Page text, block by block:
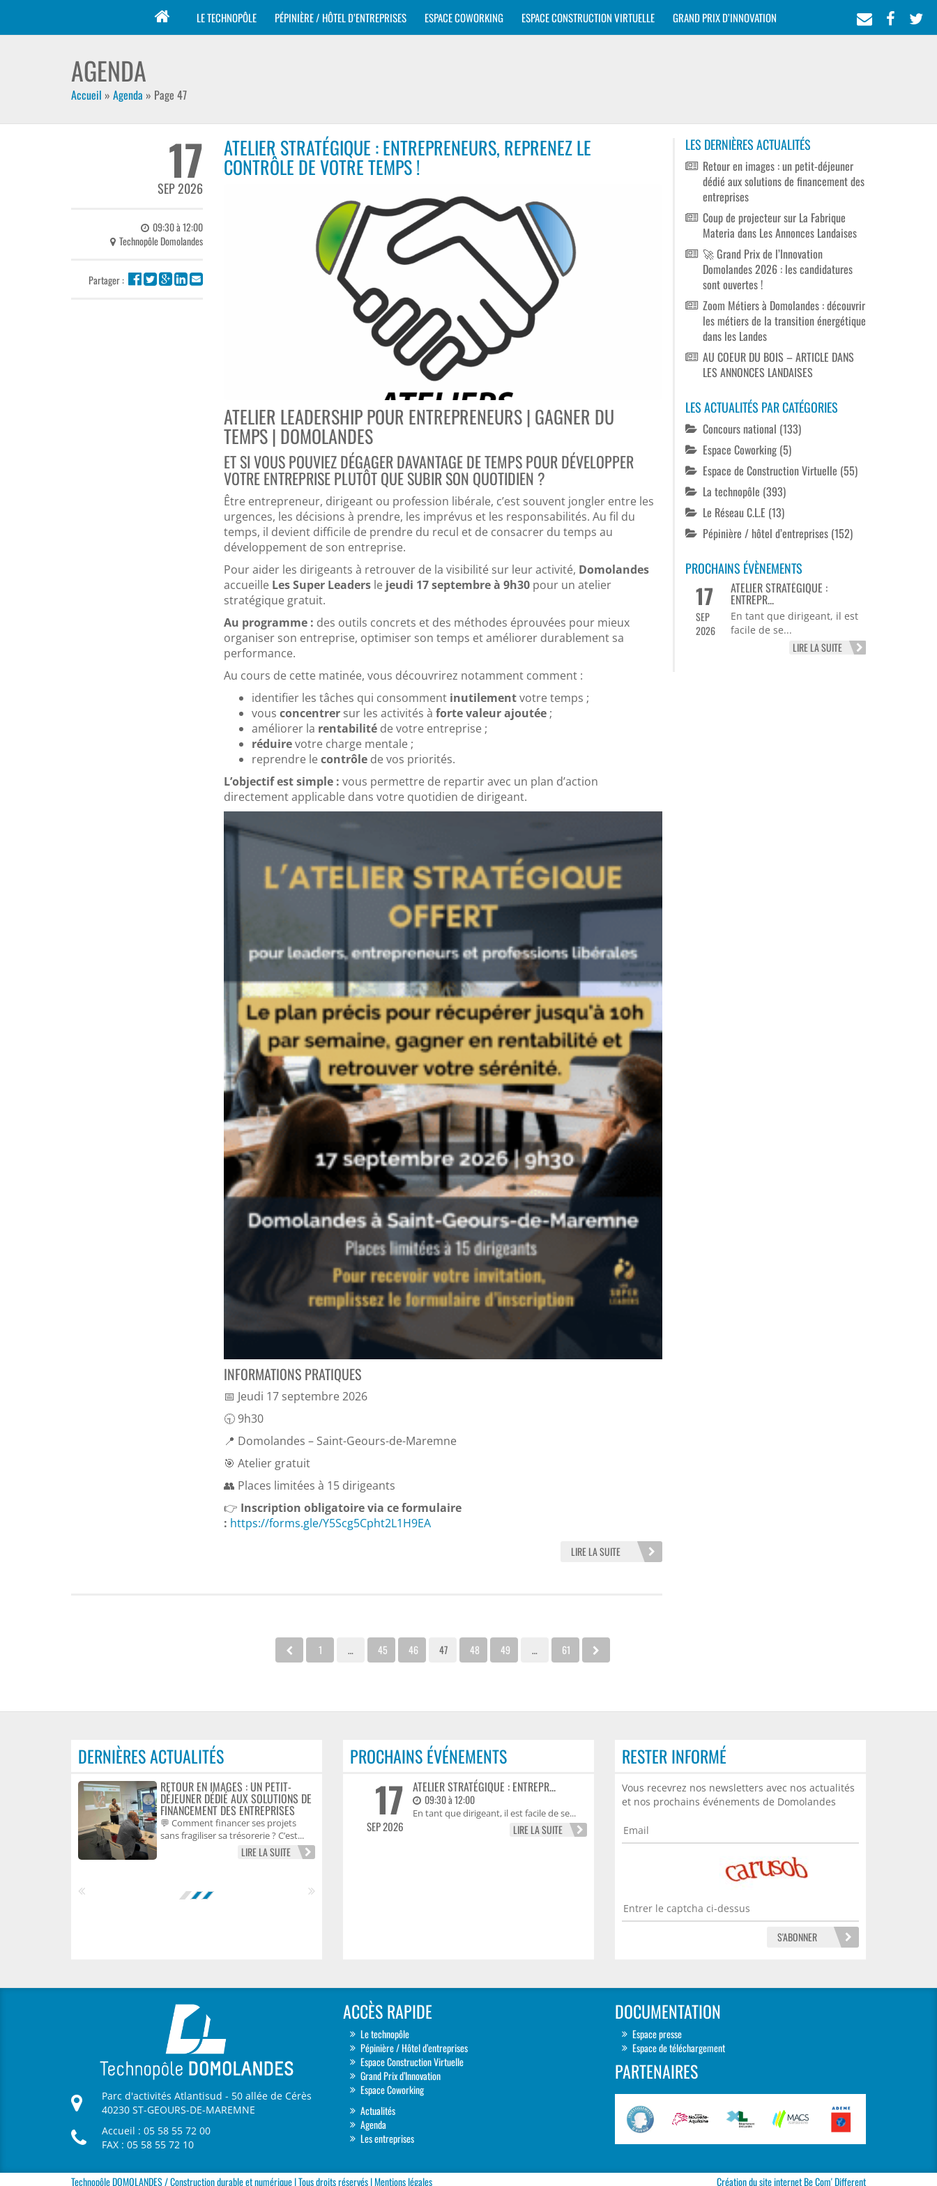
LE TECHNOPÔLE PÉPINIÈRE / HÔTEL D’ENTREPRISES ESPACE COWORKING ESPACE CONSTRUCTION VIRTUELLE GRAND PRIX D’INNOVATION
AGENDA
Accueil » Agenda » Page 47
17
SEP 2026
09:30 à 12:00
Technopôle Domolandes
Partager :
ATELIER STRATÉGIQUE : ENTREPRENEURS, REPRENEZ LE
CONTRÔLE DE VOTRE TEMPS !
ATELIER LEADERSHIP POUR ENTREPRENEURS | GAGNER DU
TEMPS | DOMOLANDES
ET SI VOUS POUVIEZ DÉGAGER DAVANTAGE DE TEMPS POUR DÉVELOPPER
VOTRE ENTREPRISE PLUTÔT QUE SUBIR SON QUOTIDIEN ?
Être entrepreneur, dirigeant ou profession libérale, c’est souvent jongler entre les
urgences, les décisions à prendre, les imprévus et les responsabilités. Au fil du
temps, il devient difficile de prendre du recul et de consacrer du temps au
développement de son entreprise.
Pour aider les dirigeants à retrouver de la visibilité sur leur activité, Domolandes
accueille Les Super Leaders le jeudi 17 septembre à 9h30 pour un atelier
stratégique gratuit.
Au programme : des outils concrets et des méthodes éprouvées pour mieux
organiser son entreprise, optimiser son temps et améliorer durablement sa
performance.
Au cours de cette matinée, vous découvrirez notamment comment :
identifier les tâches qui consomment inutilementvotre temps ;
vousconcentrer sur les activités àforte valeur ajoutée ;
améliorer la rentabilité de votre entreprise ;
réduirevotre charge mentale ;
reprendre lecontrôle de vos priorités.
L’objectif est simple : vous permettre de repartir avec un plan d’action
directement applicable dans votre quotidien de dirigeant.
INFORMATIONS PRATIQUES
📅 Jeudi 17 septembre 2026
🕤 9h30
📍 Domolandes – Saint-Geours-de-Maremne
🎯 Atelier gratuit
👥 Places limitées à 15 dirigeants
👉 Inscription obligatoire via ce formulaire
: https://forms.gle/Y5Scg5Cpht2L1H9EA
LIRE LA SUITE
1 … 45 46 47 48 49 … 61
LES DERNIÈRES ACTUALITÉS
Retour en images : un petit-déjeuner
dédié aux solutions de financement des
entreprises
Coup de projecteur sur La Fabrique
Materia dans Les Annonces Landaises
🚀 Grand Prix de l’Innovation
Domolandes 2026 : les candidatures
sont ouvertes !
Zoom Métiers à Domolandes : découvrir
les métiers de la transition énergétique
dans les Landes
AU COEUR DU BOIS – ARTICLE DANS
LES ANNONCES LANDAISES
LES ACTUALITÉS PAR CATÉGORIES
Concours national (133)
Espace Coworking(5)
Espace de Construction Virtuelle (55)
La technopôle (393)
Le Réseau C.L.E (13)
Pépinière / hôtel d’entreprises(152)
PROCHAINS ÉVÈNEMENTS
17
SEP
2026
ATELIER STRATÉGIQUE :
ENTREPR...
En tant que dirigeant, il est
facile de se...
LIRE LA SUITE
DERNIÈRES ACTUALITÉS
RETOUR EN IMAGES : UN PETIT-
DÉJEUNER DÉDIÉ AUX SOLUTIONS DE
FINANCEMENT DES ENTREPRISES
💬 Comment financer ses projets
sans fragiliser sa trésorerie ? C’est...
LIRE LA SUITE
COUP DE PROJECTEUR SUR LA
FABRIQUE MATERIA DANS LES
ANNONCES LANDAISES
Installée au sein de Domolandes, La
Fabrique Materia développe des
🚀 GRAND PRIX DE L’INNOVATION
DOMOLANDES 2026 : LES
CANDIDATURES SONT OUVERTES !
Domolandes...
LIRE LA SUITE
PROCHAINS ÉVÉNEMENTS
17
SEP 2026
ATELIER STRATÉGIQUE : ENTREPR...
09:30 à 12:00
En tant que dirigeant, il est facile de se...
LIRE LA SUITE
RESTER INFORMÉ
Vous recevrez nos newsletters avec nos actualités
et nos prochains événements de Domolandes
Parc d'activités Atlantisud - 50 allée de Cérès
40230 ST-GEOURS-DE-MAREMNE
Accueil : 05 58 55 72 00
FAX : 05 58 55 72 10
ACCÈS RAPIDE
Le technopôle
Pépinière / Hôtel d’entreprises
Espace Construction Virtuelle
Grand Prix d’Innovation
Espace Coworking
Actualités
Agenda
Les entreprises
DOCUMENTATION
Espace presse
Espace de téléchargement
PARTENAIRES
Technopôle DOMOLANDES / Construction durable et numérique | Tous droits réservés |Mentions légales Création du site internetBe Com' Different